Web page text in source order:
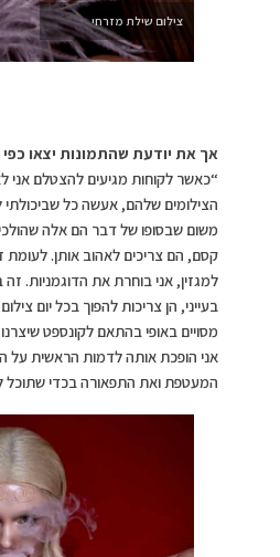
צילום שילת מזרחי
אך את יודעת שהתמונות יצאו
“כאשר לקוחות מגיעים להצטלם אני
הצילומים שלהם, אעשה כל שביכולתי
משום שבסופו של דבר הם אלה
קסם, הם צריכים לאהוב אותן.
למגזין, אני בוחרת את הדוגמניות.
בעייני, הן צריכות להפוך בכל יום
מסויים באופי בהתאם לקונספט
אני הופכת אותה לדמות הראשית על
המעטפת ואת התפאורה בכדי שתוכל